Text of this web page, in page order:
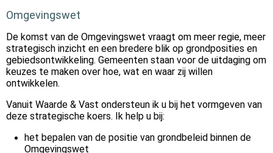
Omgevingswet
De komst van de Omgevingswet vraagt om meer regie, meer
strategisch inzicht en een bredere blik op grondposities en
gebiedsontwikkeling. Gemeenten staan voor de uitdaging om
keuzes te maken over hoe, wat en waar zij willen
ontwikkelen.
Vanuit Waarde & Vast ondersteun ik u bij het vormgeven van
deze strategische koers. Ik help u bij:
het bepalen van de positie van grondbeleid binnen de
Omgevingswet